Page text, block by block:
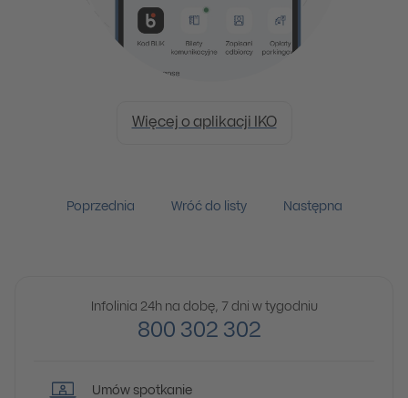
Więcej o aplikacji IKO
Poprzednia Wróć do listy Następna
Infolinia 24h na dobę, 7 dni w tygodniu
800 302 302
Umów spotkanie